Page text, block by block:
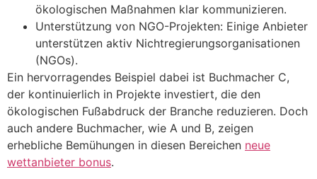
ökologischen Maßnahmen klar kommunizieren.
Unterstützung von NGO-Projekten: Einige Anbieter
unterstützen aktiv Nichtregierungsorganisationen
(NGOs).
Ein hervorragendes Beispiel dabei ist Buchmacher C,
der kontinuierlich in Projekte investiert, die den
ökologischen Fußabdruck der Branche reduzieren. Doch
auch andere Buchmacher, wie A und B, zeigen
erhebliche Bemühungen in diesen Bereichen neue
wettanbieter bonus.